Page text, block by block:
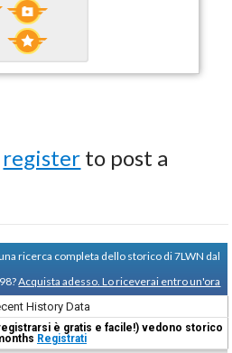
register to post a
ricerca completa dello storico di 7LWN dal
Acquista adesso. Lo riceverai entro un'ora
History Data
è gratis e facile!) vedono storico
Registrati